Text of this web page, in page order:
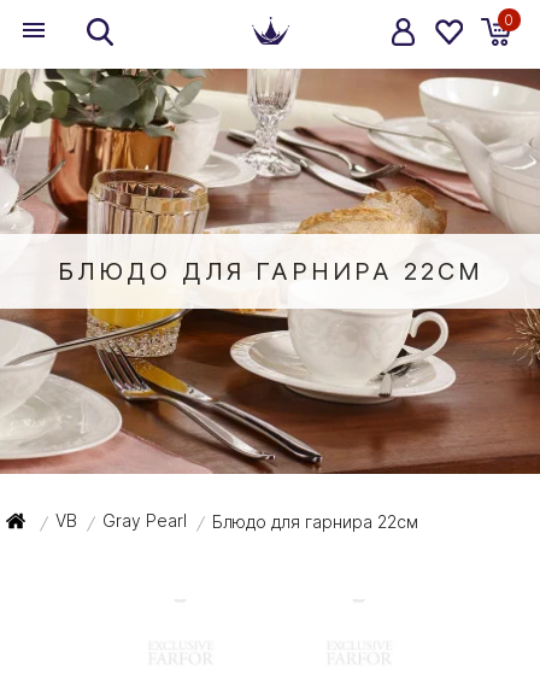
0
БЛЮДО ДЛЯ ГАРНИРА 22СМ
/ VB / Gray Pearl / Блюдо для гарнира 22см